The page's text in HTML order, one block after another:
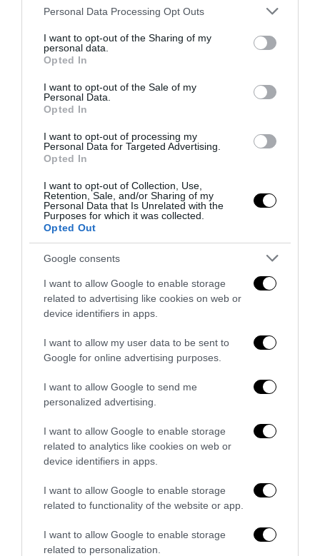
Please note that this website/app uses one or more Google
not limited to your visit or usage behaviour. You may click to
grant or deny consent to Google and its third-party tags to
use your data for below specified purposes in below Google
consent section.
Personal Data Processing Opt Outs
I want to opt-out of the Sharing of my
personal data.
Opted In
I want to opt-out of the Sale of my
Personal Data.
Opted In
I want to opt-out of processing my
Personal Data for Targeted Advertising.
Opted In
I want to opt-out of Collection, Use,
Retention, Sale, and/or Sharing of my
Personal Data that Is Unrelated with the
Purposes for which it was collected.
Opted Out
Google consents
I want to allow Google to enable storage
related to advertising like cookies on web or
device identifiers in apps.
I want to allow my user data to be sent to
Google for online advertising purposes.
I want to allow Google to send me
personalized advertising.
I want to allow Google to enable storage
related to analytics like cookies on web or
device identifiers in apps.
I want to allow Google to enable storage
related to functionality of the website or app.
I want to allow Google to enable storage
related to personalization.
Dall’affitto alla proprietà: la sfida che il Piano Casa non
raccoglie
Caso Electrolux, come si previene un terremoto
13 Maggio 2026